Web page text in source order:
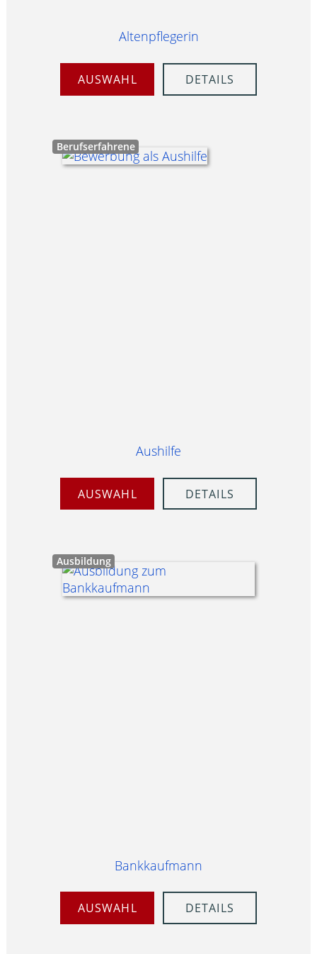
Altenpflegerin
AUSWAHL DETAILS
Berufserfahrene
Aushilfe
AUSWAHL DETAILS
Ausbildung
Bankkaufmann
AUSWAHL DETAILS